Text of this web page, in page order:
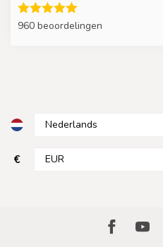
960 beoordelingen
€